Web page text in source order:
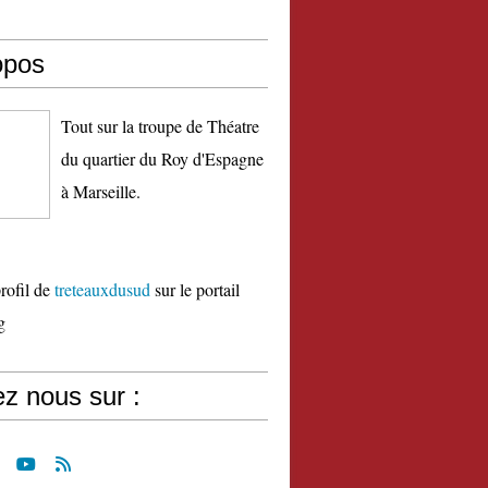
Tout sur la troupe de Théatre
du quartier du Roy d'Espagne
à Marseille.
detreteauxdusud sur le portail
nous sur :